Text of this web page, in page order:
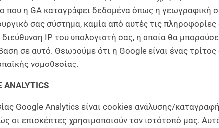
που η GA καταγράφει δεδομένα όπως η γεωγραφική
σας σύστημα, καμία από αυτές τις
IP του υπολογιστή σας, η οποία θα
σε αυτό. Θεωρούμε ότι η Google είναι ένας
νομοθεσίας.
ANALYTICS
Google Analytics είναι cookies ανάλυσης/
οι επισκέπτες χρησιμοποιούν τον ιστότοπό μας.